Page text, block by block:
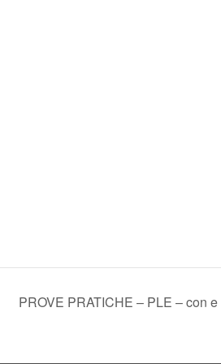
PROVE PRATICHE – PLE – con